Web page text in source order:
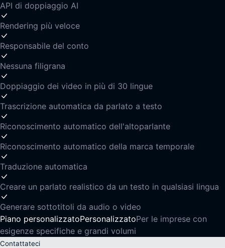
API di doppiaggio AI
Rendering più veloce
Responsabile del conto
Nessuna filigrana
Doppiaggio dei video in più di 30 lingue
Trascrizione automatica da parlato a testo
Riconoscimento automatico dell'altoparlante
Riconoscimento automatico della marca temporale
Traduzione automatica
Creare un parlato realistico da un testo in qualsiasi lingua
Generare sottotitoli da audio o video
Piano personalizzatoPersonalizzatoPer le imprese con
esigenze specifiche e grandi volumi
Contattateci